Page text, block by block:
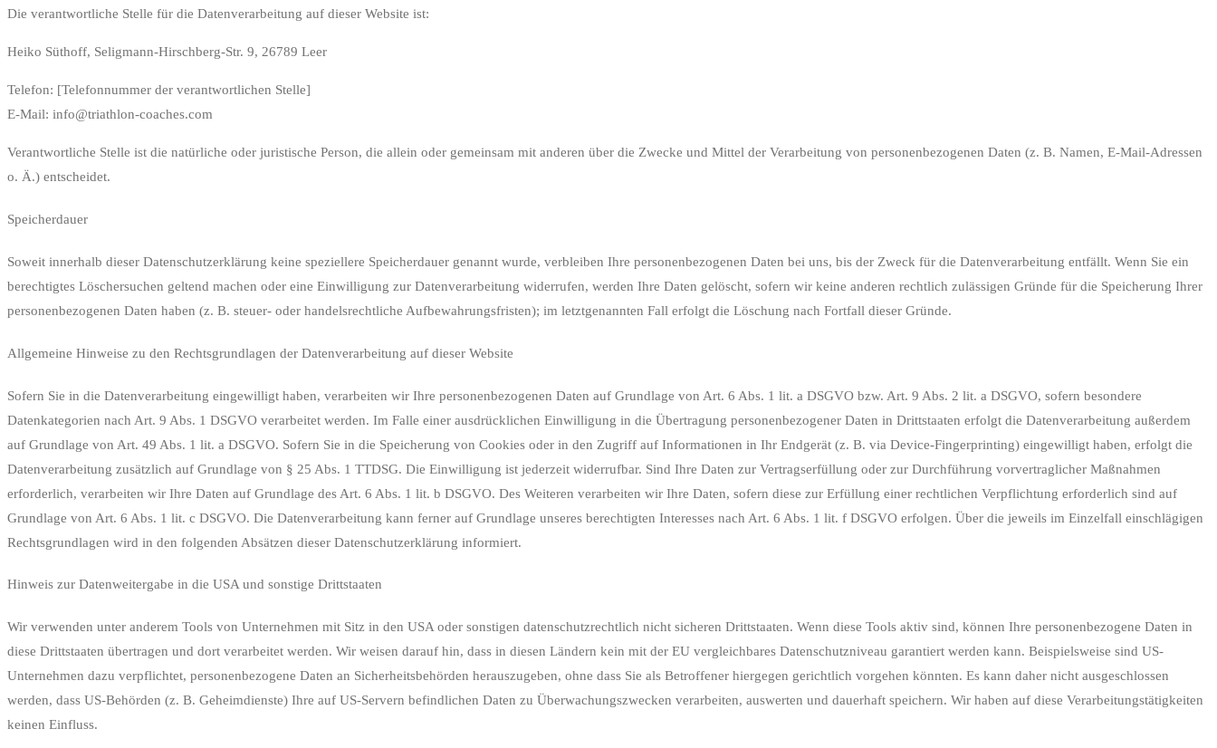
Die verantwortliche Stelle für die Datenverarbeitung auf dieser Website ist:
Heiko Süthoff, Seligmann-Hirschberg-Str. 9, 26789 Leer
Telefon: [Telefonnummer der verantwortlichen Stelle]
E-Mail: info@triathlon-coaches.com
Verantwortliche Stelle ist die natürliche oder juristische Person, die allein oder gemeinsam mit anderen über die Zwecke und Mittel der Verarbeitung von personenbezogenen Daten (z. B. Namen, E-Mail-Adressen
o. Ä.) entscheidet.
Speicherdauer
Soweit innerhalb dieser Datenschutzerklärung keine speziellere Speicherdauer genannt wurde, verbleiben Ihre personenbezogenen Daten bei uns, bis der Zweck für die Datenverarbeitung entfällt. Wenn Sie ein
berechtigtes Löschersuchen geltend machen oder eine Einwilligung zur Datenverarbeitung widerrufen, werden Ihre Daten gelöscht, sofern wir keine anderen rechtlich zulässigen Gründe für die Speicherung Ihrer
personenbezogenen Daten haben (z. B. steuer- oder handelsrechtliche Aufbewahrungsfristen); im letztgenannten Fall erfolgt die Löschung nach Fortfall dieser Gründe.
Allgemeine Hinweise zu den Rechtsgrundlagen der Datenverarbeitung auf dieser Website
Sofern Sie in die Datenverarbeitung eingewilligt haben, verarbeiten wir Ihre personenbezogenen Daten auf Grundlage von Art. 6 Abs. 1 lit. a DSGVO bzw. Art. 9 Abs. 2 lit. a DSGVO, sofern besondere
Datenkategorien nach Art. 9 Abs. 1 DSGVO verarbeitet werden. Im Falle einer ausdrücklichen Einwilligung in die Übertragung personenbezogener Daten in Drittstaaten erfolgt die Datenverarbeitung außerdem
auf Grundlage von Art. 49 Abs. 1 lit. a DSGVO. Sofern Sie in die Speicherung von Cookies oder in den Zugriff auf Informationen in Ihr Endgerät (z. B. via Device-Fingerprinting) eingewilligt haben, erfolgt die
Datenverarbeitung zusätzlich auf Grundlage von § 25 Abs. 1 TTDSG. Die Einwilligung ist jederzeit widerrufbar. Sind Ihre Daten zur Vertragserfüllung oder zur Durchführung vorvertraglicher Maßnahmen
erforderlich, verarbeiten wir Ihre Daten auf Grundlage des Art. 6 Abs. 1 lit. b DSGVO. Des Weiteren verarbeiten wir Ihre Daten, sofern diese zur Erfüllung einer rechtlichen Verpflichtung erforderlich sind auf
Grundlage von Art. 6 Abs. 1 lit. c DSGVO. Die Datenverarbeitung kann ferner auf Grundlage unseres berechtigten Interesses nach Art. 6 Abs. 1 lit. f DSGVO erfolgen. Über die jeweils im Einzelfall einschlägigen
Rechtsgrundlagen wird in den folgenden Absätzen dieser Datenschutzerklärung informiert.
Hinweis zur Datenweitergabe in die USA und sonstige Drittstaaten
Wir verwenden unter anderem Tools von Unternehmen mit Sitz in den USA oder sonstigen datenschutzrechtlich nicht sicheren Drittstaaten. Wenn diese Tools aktiv sind, können Ihre personenbezogene Daten in
diese Drittstaaten übertragen und dort verarbeitet werden. Wir weisen darauf hin, dass in diesen Ländern kein mit der EU vergleichbares Datenschutzniveau garantiert werden kann. Beispielsweise sind US-
Unternehmen dazu verpflichtet, personenbezogene Daten an Sicherheitsbehörden herauszugeben, ohne dass Sie als Betroffener hiergegen gerichtlich vorgehen könnten. Es kann daher nicht ausgeschlossen
werden, dass US-Behörden (z. B. Geheimdienste) Ihre auf US-Servern befindlichen Daten zu Überwachungszwecken verarbeiten, auswerten und dauerhaft speichern. Wir haben auf diese Verarbeitungstätigkeiten
keinen Einfluss.